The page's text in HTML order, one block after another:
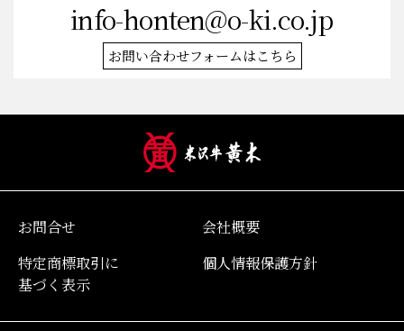
info-honten@o-ki.co.jp
お問い合わせフォームはこちら
お問合せ
会社概要
特定商標取引に
基づく表示
個人情報保護方針